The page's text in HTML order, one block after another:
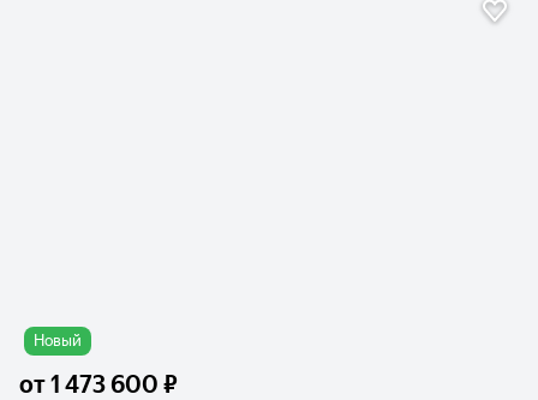
Новый
от1 473 600 ₽